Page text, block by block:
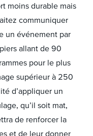
moins durable mais
communiquer
un événement par
allant de 90
pour le plus
supérieur à 250
d’appliquer un
qu’il soit mat,
de renforcer la
et de leur donner